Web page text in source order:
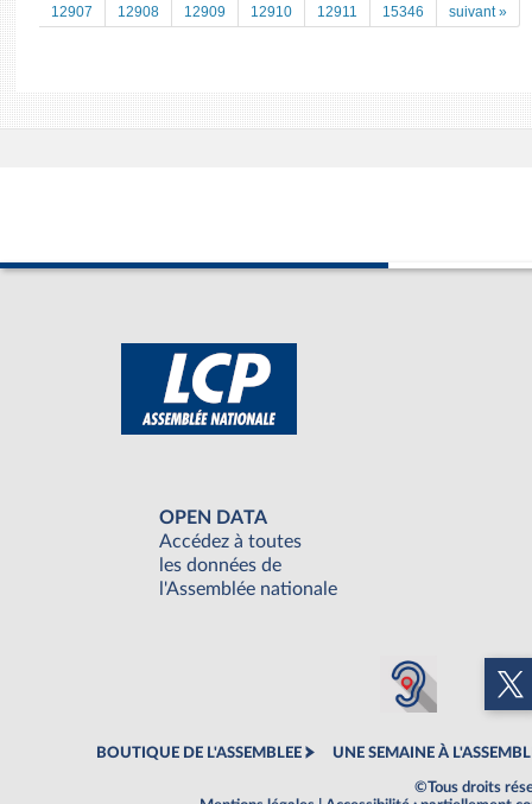
12907
12908 12909 12910 12911 15346 suivant »
OPEN DATA
Accédez à toutes
les données de
l'Assemblée nationale
BOUTIQUE DE L'ASSEMBLEE UNE SEMAINE À
©Tous droits